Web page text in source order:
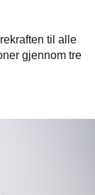
til alle
gjennom tre